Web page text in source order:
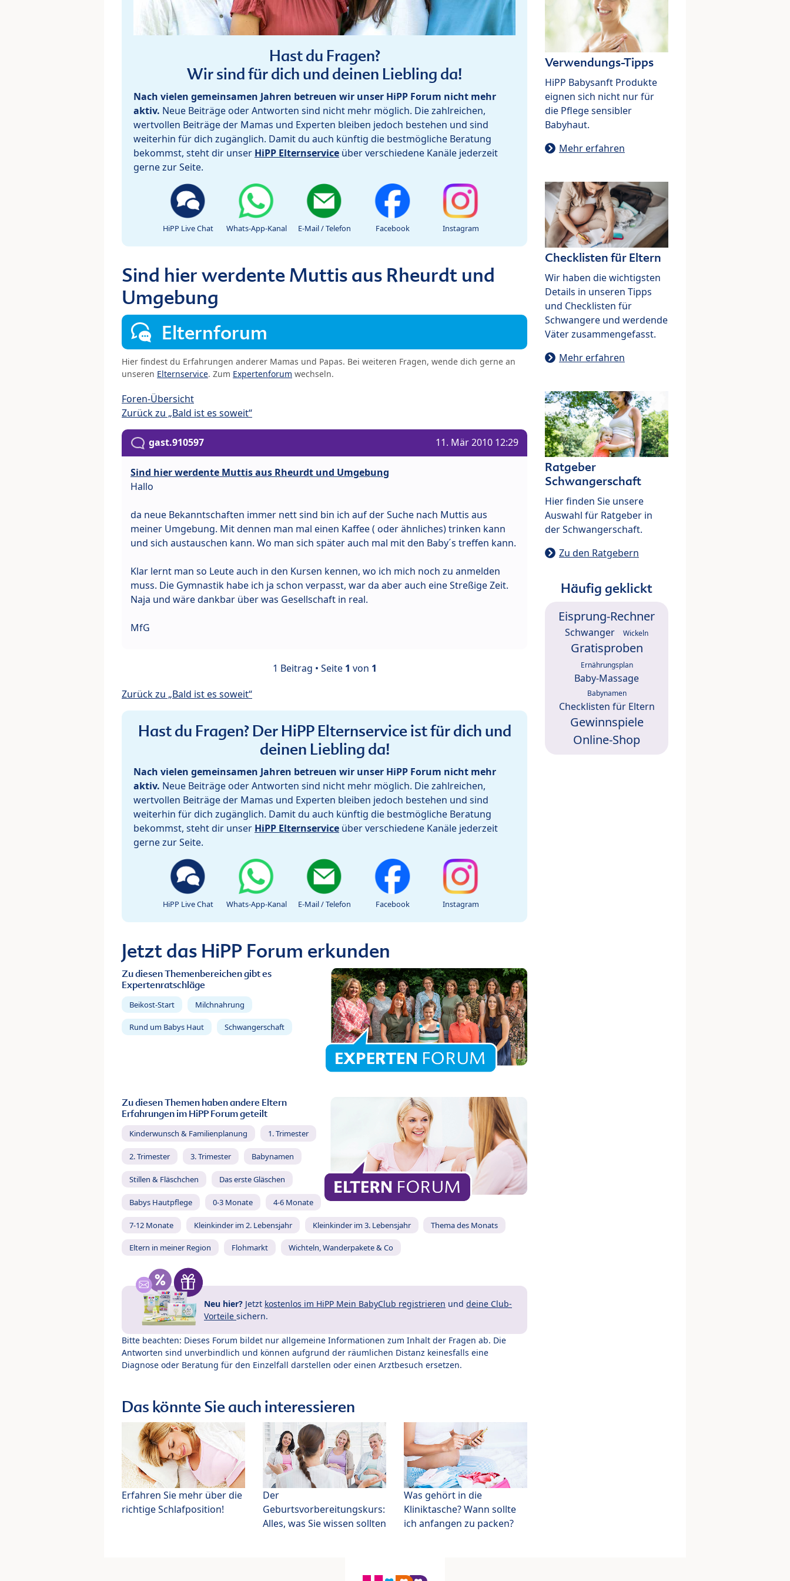
Hast du Fragen?
Wir sind für dich und deinen Liebling da!
Nach vielen gemeinsamen Jahren betreuen wir unser HiPP Forum nicht mehr
aktiv. Neue Beiträge oder Antworten sind nicht mehr möglich. Die zahlreichen,
wertvollen Beiträge der Mamas und Experten bleiben jedoch bestehen und sind
weiterhin für dich zugänglich. Damit du auch künftig die bestmögliche Beratung
bekommst, steht dir unser HiPP Elternservice über verschiedene Kanäle jederzeit
gerne zur Seite.
HiPP Live Chat Whats-App-Kanal E-Mail / Telefon Facebook Instagram
Sind hier werdente Muttis aus Rheurdt und
Umgebung
Elternforum
Hier findest du Erfahrungen anderer Mamas und Papas. Bei weiteren Fragen, wende dich gerne an
unseren Elternservice. Zum Expertenforum wechseln.
Foren-Übersicht
Zurück zu „Bald ist es soweit“
gast.910597 11. Mär 2010 12:29
Sind hier werdente Muttis aus Rheurdt und Umgebung
Hallo
da neue Bekanntschaften immer nett sind bin ich auf der Suche nach Muttis aus
meiner Umgebung. Mit dennen man mal einen Kaffee ( oder ähnliches) trinken kann
und sich austauschen kann. Wo man sich später auch mal mit den Baby´s treffen kann.
Klar lernt man so Leute auch in den Kursen kennen, wo ich mich noch zu anmelden
muss. Die Gymnastik habe ich ja schon verpasst, war da aber auch eine Streßige Zeit.
Naja und wäre dankbar über was Gesellschaft in real.
MfG
1 Beitrag • Seite 1 von 1
Zurück zu „Bald ist es soweit“
Hast du Fragen? Der HiPP Elternservice ist für dich und
deinen Liebling da!
Nach vielen gemeinsamen Jahren betreuen wir unser HiPP Forum nicht mehr
aktiv. Neue Beiträge oder Antworten sind nicht mehr möglich. Die zahlreichen,
wertvollen Beiträge der Mamas und Experten bleiben jedoch bestehen und sind
weiterhin für dich zugänglich. Damit du auch künftig die bestmögliche Beratung
bekommst, steht dir unser HiPP Elternservice über verschiedene Kanäle jederzeit
gerne zur Seite.
HiPP Live Chat Whats-App-Kanal E-Mail / Telefon Facebook Instagram
Jetzt das HiPP Forum erkunden
Zu diesen Themenbereichen gibt es
Expertenratschläge
Beikost-Start Milchnahrung
Rund um Babys Haut Schwangerschaft
Zu diesen Themen haben andere Eltern
Erfahrungen im HiPP Forum geteilt
Kinderwunsch & Familienplanung 1. Trimester
2. Trimester 3. Trimester Babynamen
Stillen & Fläschchen Das erste Gläschen
Babys Hautpflege 0-3 Monate 4-6 Monate
7-12 Monate Kleinkinder im 2. Lebensjahr Kleinkinder im 3. Lebensjahr Thema des Monats
Eltern in meiner Region Flohmarkt Wichteln, Wanderpakete & Co
Neu hier? Jetzt kostenlos im HiPP Mein BabyClub registrieren und deine Club-
Vorteile sichern.
Bitte beachten: Dieses Forum bildet nur allgemeine Informationen zum Inhalt der Fragen ab. Die
Antworten sind unverbindlich und können aufgrund der räumlichen Distanz keinesfalls eine
Diagnose oder Beratung für den Einzelfall darstellen oder einen Arztbesuch ersetzen.
Das könnte Sie auch interessieren
Erfahren Sie mehr über die
richtige Schlafposition!
Der
Geburtsvorbereitungskurs:
Alles, was Sie wissen sollten
Was gehört in die
Kliniktasche? Wann sollte
ich anfangen zu packen?
Verwendungs-Tipps
HiPP Babysanft Produkte
eignen sich nicht nur für
die Pflege sensibler
Babyhaut.
Mehr erfahren
Checklisten für Eltern
Wir haben die wichtigsten
Details in unseren Tipps
und Checklisten für
Schwangere und werdende
Väter zusammengefasst.
Mehr erfahren
Ratgeber
Schwangerschaft
Hier finden Sie unsere
Auswahl für Ratgeber in
der Schwangerschaft.
Zu den Ratgebern
Häufig geklickt
Eisprung-Rechner
Schwanger Wickeln
Gratisproben
Ernährungsplan
Baby-Massage
Babynamen
Checklisten für Eltern
Gewinnspiele
Online-Shop